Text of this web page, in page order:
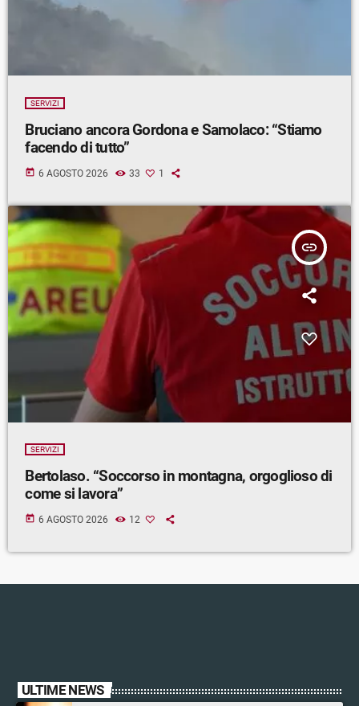
SERVIZI
Bruciano ancora Gordona e Samolaco: “Stiamo
facendo di tutto”
today 6 AGOSTO 2026 33 1
insert_link
SERVIZI
Bertolaso. “Soccorso in montagna, orgoglioso di
come si lavora”
today 6 AGOSTO 2026 12
ULTIME NEWS